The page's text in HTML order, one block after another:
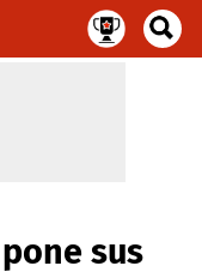
sus